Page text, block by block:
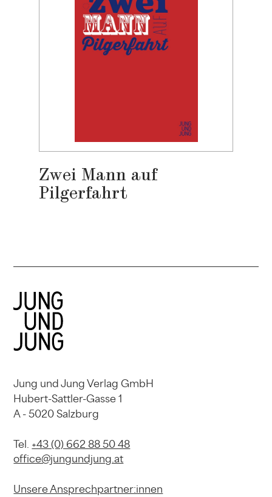
Zwei Mann auf
Pilgerfahrt
Jung und Jung Verlag GmbH
Hubert-Sattler-Gasse 1
A - 5020 Salzburg
Tel. +43 (0) 662 88 50 48
office@jungundjung.at
Unsere Ansprechpartner:innen